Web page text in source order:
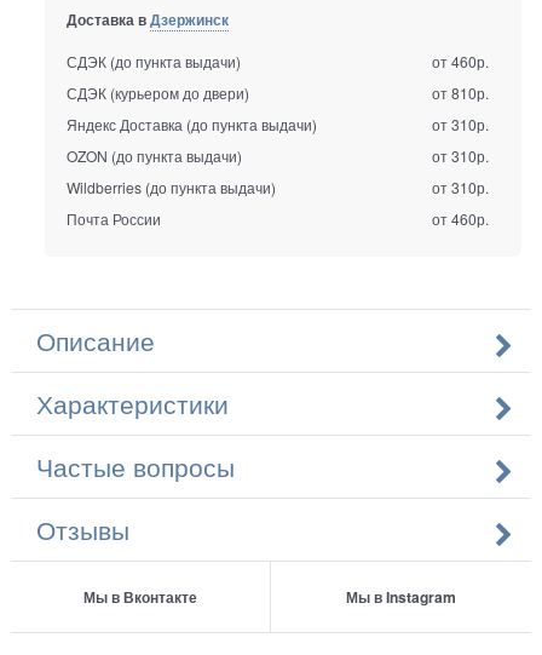
Доставка вДзержинск
СДЭК (до пункта выдачи)
от 460р.
СДЭК (курьером до двери)
от 810р.
Яндекс Доставка (до пункта выдачи)
от 310р.
OZON (до пункта выдачи)
от 310р.
Wildberries (до пункта выдачи)
от 310р.
Почта России
от 460р.
Описание
Характеристики
Частые вопросы
Отзывы
Мы в Вконтакте Мы в Instagram